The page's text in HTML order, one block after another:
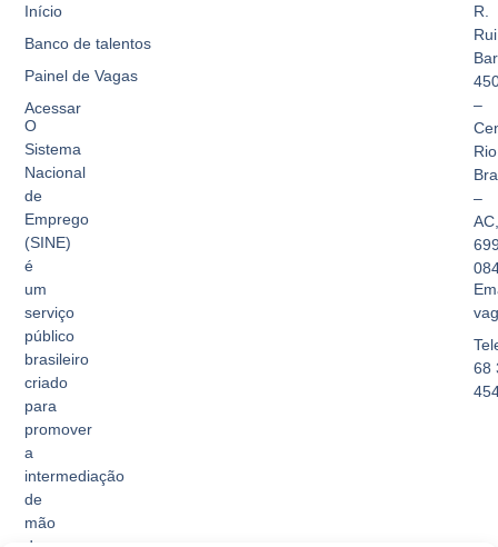
O
Sistema
Nacional
de
Emprego
(SINE)
é
um
serviço
público
brasileiro
criado
para
promover
a
intermediação
de
mão
Início
Banco de talentos
Painel de Vagas
Acessar
R.
Rui
–
Rio
–
AC,
68